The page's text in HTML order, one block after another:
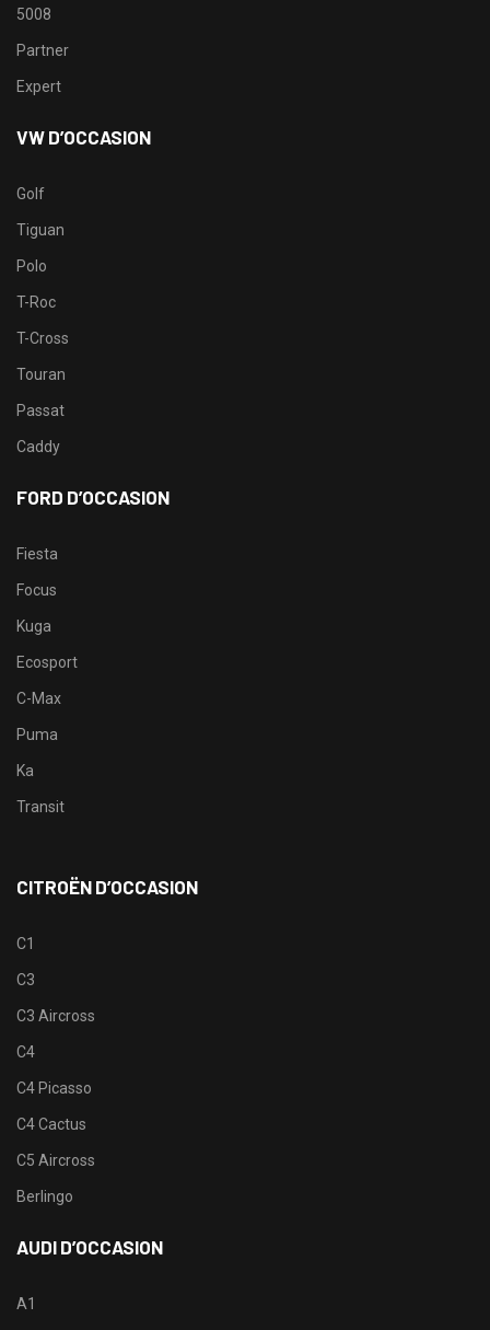
5008
Partner
Expert
VW D’OCCASION
Golf
Tiguan
Polo
T-Roc
T-Cross
Touran
Passat
Caddy
FORD D’OCCASION
Fiesta
Focus
Kuga
Ecosport
C-Max
Puma
Ka
Transit
CITROËN D’OCCASION
C1
C3
C3 Aircross
C4
C4 Picasso
C4 Cactus
C5 Aircross
Berlingo
AUDI D’OCCASION
A1